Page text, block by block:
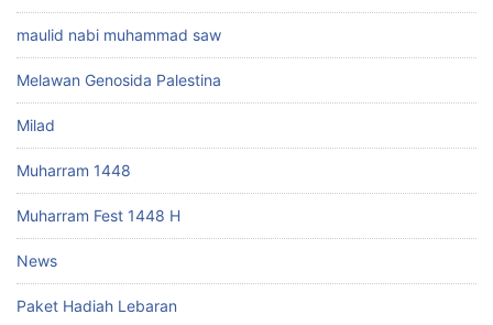
maulid nabi muhammad saw
Melawan Genosida Palestina
Milad
Muharram 1448
Muharram Fest 1448 H
News
Paket Hadiah Lebaran